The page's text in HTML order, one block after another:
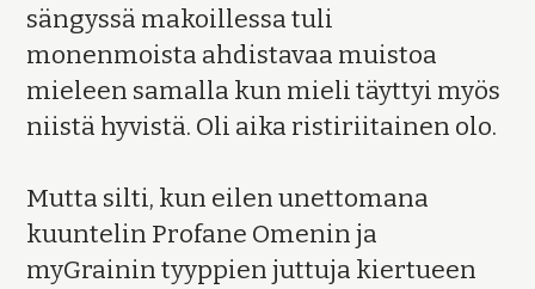
sängyssä makoillessa tuli
monenmoista ahdistavaa muistoa
mieleen samalla kun mieli täyttyi myös
niistä hyvistä. Oli aika ristiriitainen olo.
Mutta silti, kun eilen unettomana
kuuntelin Profane Omenin ja
myGrainin tyyppien juttuja kiertueen